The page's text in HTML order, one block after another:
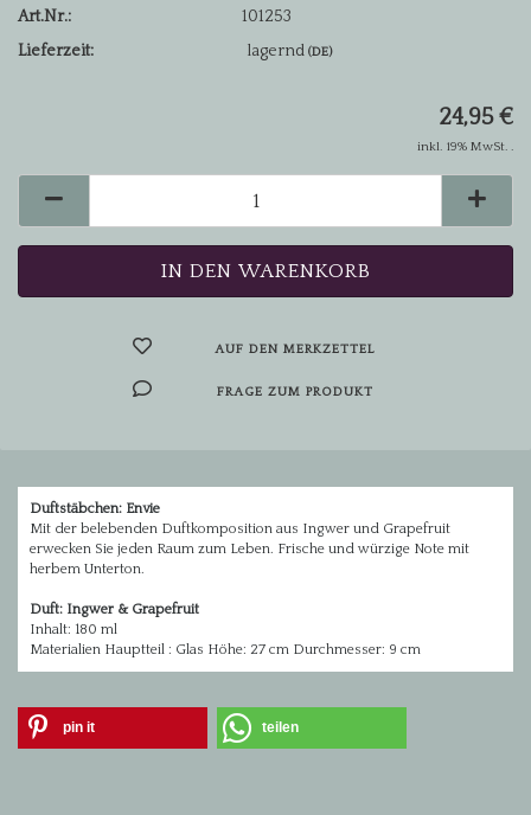
Art.Nr.:
101253
Lieferzeit:
lagernd(DE)
24,95 €
inkl. 19% MwSt. .
AUF DEN MERKZETTEL
FRAGE ZUM PRODUKT
Duftstäbchen: Envie
Mit der belebenden Duftkomposition aus Ingwer und Grapefruit
erwecken Sie jeden Raum zum Leben. Frische und würzige Note mit
herbem Unterton.
Duft: Ingwer & Grapefruit
Inhalt: 180 ml
Materialien Hauptteil : Glas Höhe: 27 cm Durchmesser: 9 cm
pin it teilen